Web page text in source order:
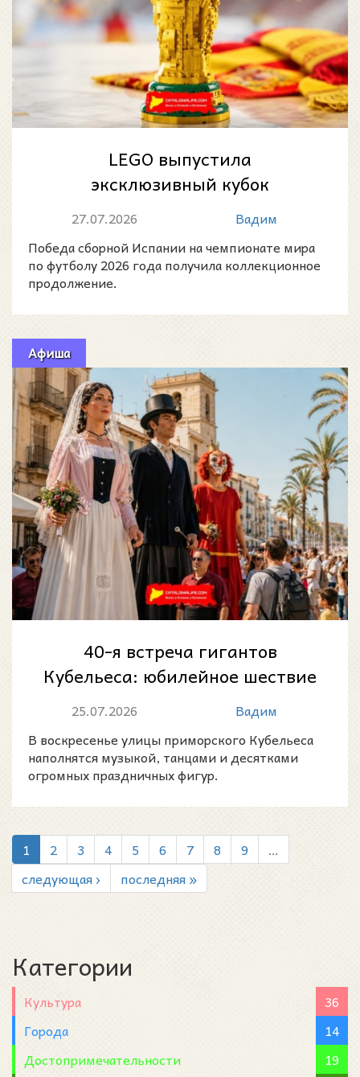
LEGO выпустила
эксклюзивный кубок
чемпионов мира в честь
победы Испании на ЧМ-2026
27.07.2026
Вадим
Победа сборной Испании на чемпионате мира
по футболу 2026 года получила коллекционное
продолжение.
Афиша
40-я встреча гигантов
Кубельеса: юбилейное шествие
каталонских великанов 26
июля 2026 года
25.07.2026
Вадим
В воскресенье улицы приморского Кубельеса
наполнятся музыкой, танцами и десятками
огромных праздничных фигур.
1 2 3 4 5 6 7 8 9
…
следующая ›
последняя »
Категории
Культура
36
Города
14
Достопримечательности
19